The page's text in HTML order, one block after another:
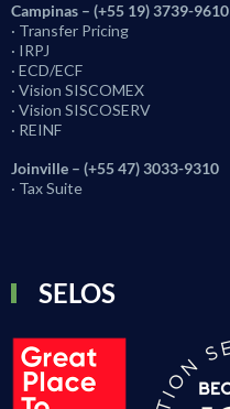
Campinas – (+55 19) 3739-9610
· Transfer Pricing
· IRPJ
· ECD/ECF
· Vision SISCOMEX
· Vision SISCOSERV
· REINF
Joinville – (+55 47) 3033-9310
· Tax Suite
SELOS